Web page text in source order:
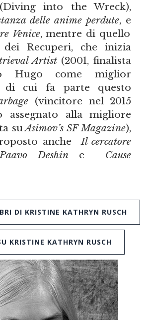
into the Wreck),
delle anime perdute, e
Venice, mentre di quello
dei Recuperi, che inizia
Artist(2001, finalista
Hugo come miglior
di cui fa parte questo
(vincitore nel 2015
assegnato alla migliore
suAsimov’s SF Magazine),
ancheIl cercatore
Paavo Deshine Cause
DI KRISTINE KATHRYN RUSCH
KRISTINE KATHRYN RUSCH